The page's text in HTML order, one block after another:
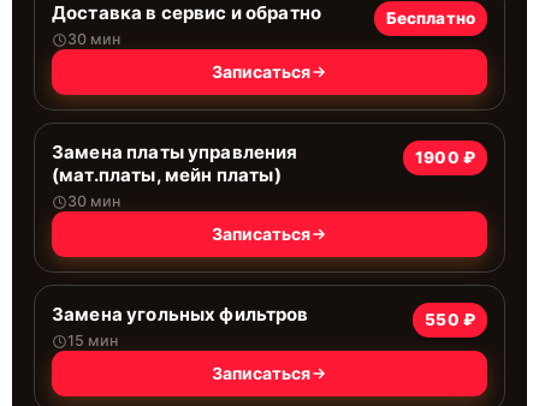
Доставка в сервис и обратно
30 мин
Бесплатно
Записаться
Замена платы управления
(мат.платы, мейн платы)
30 мин
1900 ₽
Записаться
Замена угольных фильтров
15 мин
550 ₽
Записаться